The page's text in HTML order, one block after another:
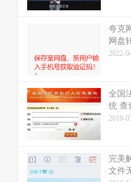
夸克
网盘
2022-
全国
统 查
2018-
完美
文件